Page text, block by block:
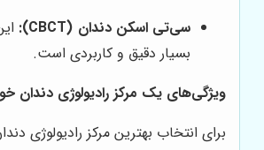
سی‌تی اسکن دندان (CBCT):
بسیار دقیق و کاربردی است.
ویژگی‌های یک مرکز رادیولوژی دندان
برای انتخاب بهترین مرکز رادیولوژی